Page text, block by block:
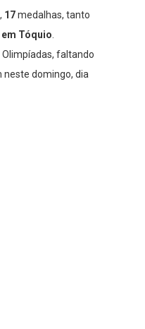
17medalhas, tanto
Tóquio
faltando
neste domingo, dia